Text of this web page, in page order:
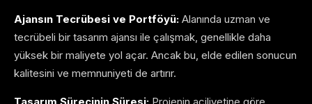
Ajansın Tecrübesi ve Portföyü: Alanında uzman ve
tecrübeli bir tasarım ajansı ile çalışmak, genellikle daha
yüksek bir maliyete yol açar. Ancak bu, elde edilen sonucun
kalitesini ve memnuniyeti de artırır.